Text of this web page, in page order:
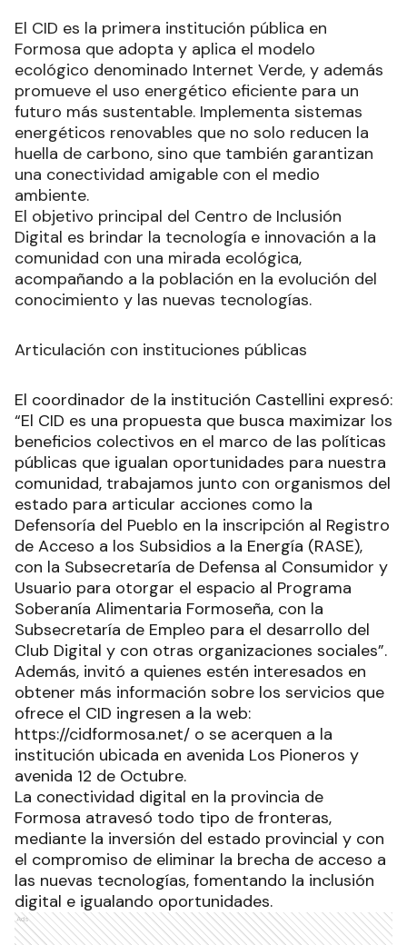
El CID es la primera institución pública en
Formosa que adopta y aplica el modelo
ecológico denominado Internet Verde, y además
promueve el uso energético eficiente para un
futuro más sustentable. Implementa sistemas
energéticos renovables que no solo reducen la
huella de carbono, sino que también garantizan
una conectividad amigable con el medio
ambiente.
El objetivo principal del Centro de Inclusión
Digital es brindar la tecnología e innovación a la
comunidad con una mirada ecológica,
acompañando a la población en la evolución del
conocimiento y las nuevas tecnologías.
Articulación con instituciones públicas
El coordinador de la institución Castellini expresó:
“El CID es una propuesta que busca maximizar los
beneficios colectivos en el marco de las políticas
públicas que igualan oportunidades para nuestra
comunidad, trabajamos junto con organismos del
estado para articular acciones como la
Defensoría del Pueblo en la inscripción al Registro
de Acceso a los Subsidios a la Energía (RASE),
con la Subsecretaría de Defensa al Consumidor y
Usuario para otorgar el espacio al Programa
Soberanía Alimentaria Formoseña, con la
Subsecretaría de Empleo para el desarrollo del
Club Digital y con otras organizaciones sociales”.
Además, invitó a quienes estén interesados en
obtener más información sobre los servicios que
ofrece el CID ingresen a la web:
https://cidformosa.net/ o se acerquen a la
institución ubicada en avenida Los Pioneros y
avenida 12 de Octubre.
La conectividad digital en la provincia de
Formosa atravesó todo tipo de fronteras,
mediante la inversión del estado provincial y con
el compromiso de eliminar la brecha de acceso a
las nuevas tecnologías, fomentando la inclusión
digital e igualando oportunidades.
Ads